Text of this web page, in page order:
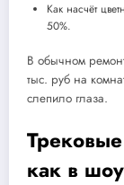
Как насчёт
50%.
В обычном
тыс. руб на
слепило глаза.
как в